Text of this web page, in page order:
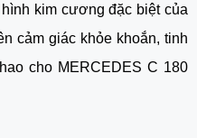
kim cương đặc biệt của
cảm giác khỏe khoắn, tinh
cho MERCEDES C 180